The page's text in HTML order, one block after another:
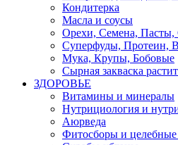
Кондитерка
Масла и соусы
Орехи, Семена, Пасты,
Суперфуды, Протеин,
Мука, Крупы, Бобовые
Сырная закваска
ЗДОРОВЬЕ
Витамины и минералы
Нутрициология и
Аюрведа
Фитосборы и целебные